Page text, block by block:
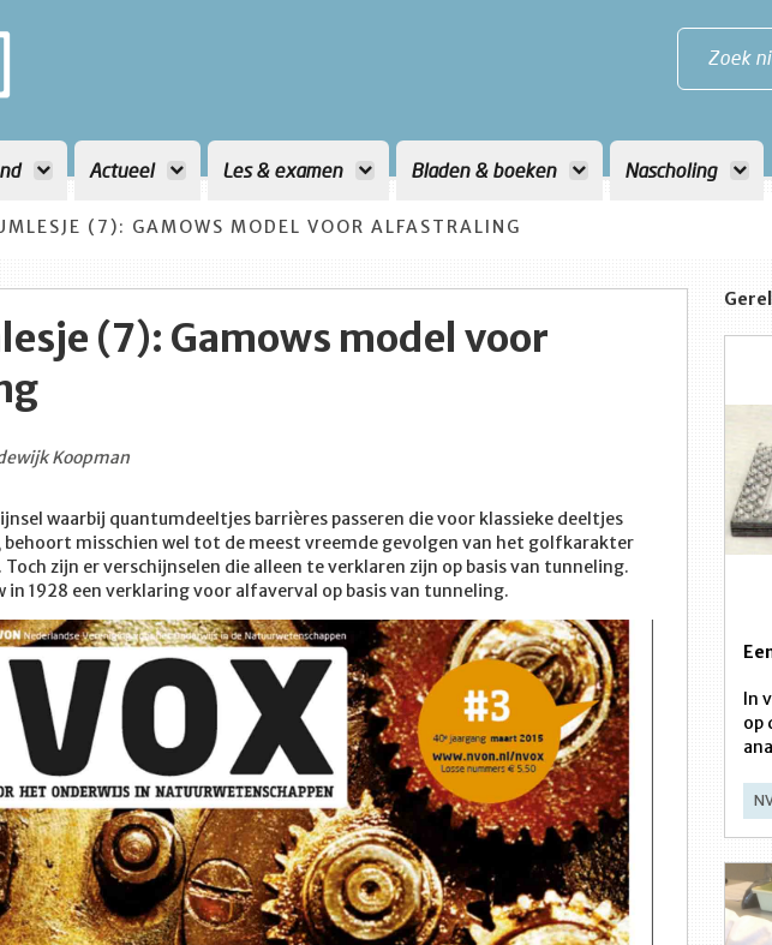
Zoek
Actueel Les & examen Bladen & boeken Nascholing
(7): GAMOWS MODEL VOOR ALFASTRALING
(7): Gamows model voor
Koopman
waarbij quantumdeeltjes barrières passeren die voor klassieke deeltjes
misschien wel tot de meest vreemde gevolgen van het golfkarakter
zijn er verschijnselen die alleen te verklaren zijn op basis van tunneling.
in 1928 een verklaring voor alfaverval op basis van tunneling.
In
op